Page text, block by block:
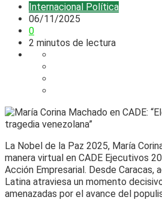
Internacional Política
06/11/2025
0
2 minutos de lectura
La Nobel de la Paz 2025, María
manera virtual en CADE Ejecutivos
Acción Empresarial. Desde Caracas,
Latina atraviesa un momento
amenazadas por el avance del